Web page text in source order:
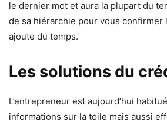
le dernier mot et aura la plupart du
de sa hiérarchie pour vous confirmer
ajoute du temps.
Les solutions du
L’entrepreneur est aujourd’hui
informations sur la toile mais aussi